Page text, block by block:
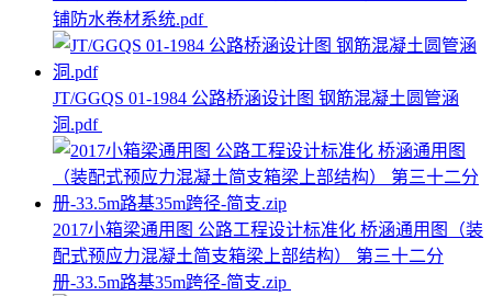
铺防水卷材系统.pdf
JT/GGQS 01-1984 公路桥涵设计图 钢筋混凝土圆管涵
洞.pdf
2017小箱梁通用图 公路工程设计标准化 桥涵通用图（装
配式预应力混凝土简支箱梁上部结构） 第三十二分
册-33.5m路基35m跨径-简支.zip